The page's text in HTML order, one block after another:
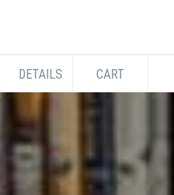
DETAILS CART